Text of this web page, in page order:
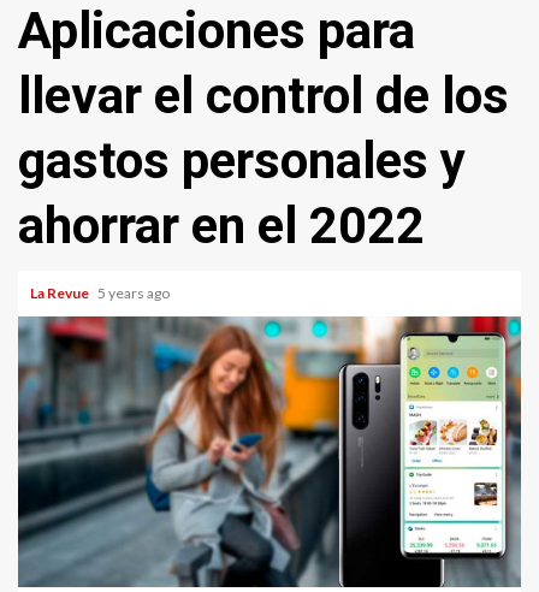
Aplicaciones para
llevar el control de los
gastos personales y
ahorrar en el 2022
La Revue 5 years ago